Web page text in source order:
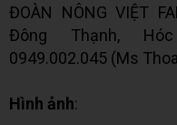
ĐOÀN NÔNG VIỆT
Đông Thạnh,
0949.002.045 (Ms
Hình ảnh: